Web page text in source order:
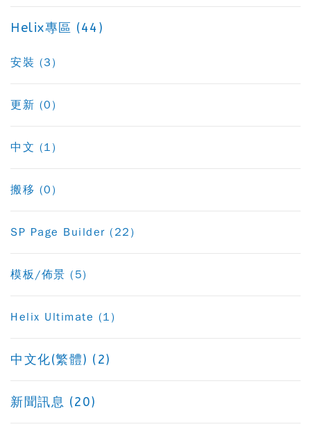
Helix專區 (44)
安裝 (3)
更新 (0)
中文 (1)
搬移 (0)
SP Page Builder (22)
模板/佈景 (5)
Helix Ultimate (1)
中文化(繁體) (2)
新聞訊息 (20)